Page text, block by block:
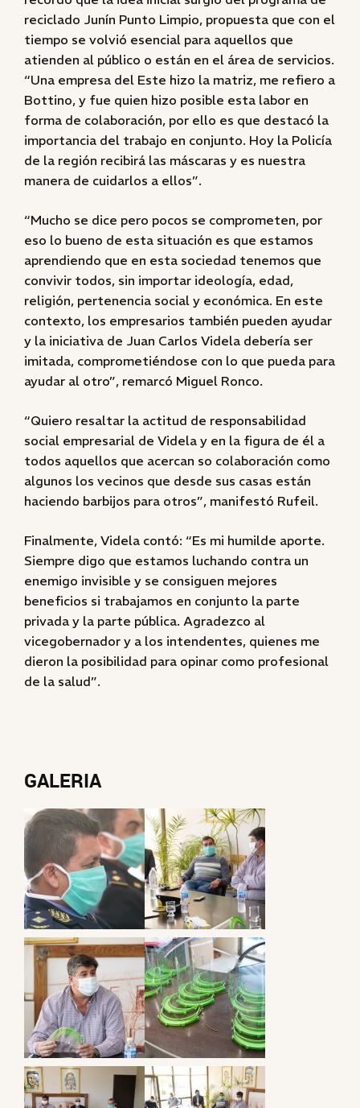
reciclado Junín Punto Limpio, propuesta que con el
tiempo se volvió esencial para aquellos que
atienden al público o están en el área de servicios.
“Una empresa del Este hizo la matriz, me refiero a
Bottino, y fue quien hizo posible esta labor en
forma de colaboración, por ello es que destacó la
importancia del trabajo en conjunto. Hoy la Policía
de la región recibirá las máscaras y es nuestra
manera de cuidarlos a ellos”.
“Mucho se dice pero pocos se comprometen, por
eso lo bueno de esta situación es que estamos
aprendiendo que en esta sociedad tenemos que
convivir todos, sin importar ideología, edad,
religión, pertenencia social y económica. En este
contexto, los empresarios también pueden ayudar
y la iniciativa de Juan Carlos Videla debería ser
imitada, comprometiéndose con lo que pueda para
ayudar al otro”, remarcó Miguel Ronco.
“Quiero resaltar la actitud de responsabilidad
social empresarial de Videla y en la figura de él a
todos aquellos que acercan so colaboración como
algunos los vecinos que desde sus casas están
haciendo barbijos para otros”, manifestó Rufeil.
Finalmente, Videla contó: “Es mi humilde aporte.
Siempre digo que estamos luchando contra un
enemigo invisible y se consiguen mejores
beneficios si trabajamos en conjunto la parte
privada y la parte pública. Agradezco al
vicegobernador y a los intendentes, quienes me
dieron la posibilidad para opinar como profesional
de la salud”.
GALERIA